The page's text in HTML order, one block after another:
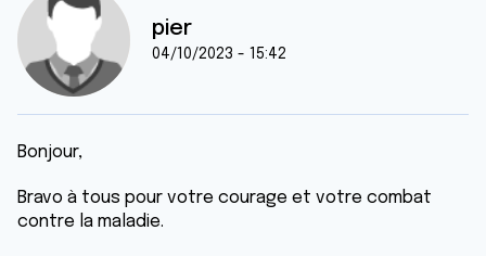
pier
04/10/2023 - 15:42
Bonjour,
Bravo à tous pour votre courage et votre combat
contre la maladie.